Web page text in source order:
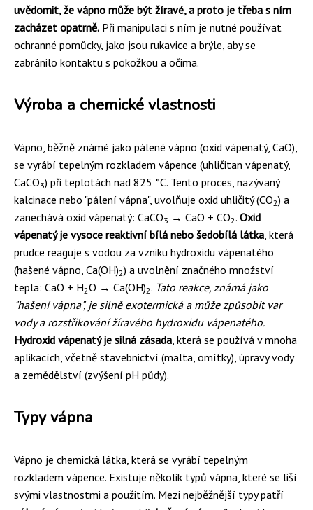
uvědomit, že vápno může být žíravé, a proto je třeba s ním
zacházet opatrně. Při manipulaci s ním je nutné používat
ochranné pomůcky, jako jsou rukavice a brýle, aby se
zabránilo kontaktu s pokožkou a očima.
Výroba a chemické vlastnosti
Vápno, běžně známé jako pálené vápno (oxid vápenatý, CaO),
se vyrábí tepelným rozkladem vápence (uhličitan vápenatý,
CaCO3) při teplotách nad 825 °C. Tento proces, nazývaný
kalcinace nebo "pálení vápna", uvolňuje oxid uhličitý (CO2) a
zanechává oxid vápenatý: CaCO3 → CaO + CO2. Oxid
vápenatý je vysoce reaktivní bílá nebo šedobílá látka, která
prudce reaguje s vodou za vzniku hydroxidu vápenatého
(hašené vápno, Ca(OH)2) a uvolnění značného množství
tepla: CaO + H2O → Ca(OH)2. Tato reakce, známá jako
"hašení vápna", je silně exotermická a může způsobit var
vody a rozstřikování žíravého hydroxidu vápenatého.
Hydroxid vápenatý je silná zásada, která se používá v mnoha
aplikacích, včetně stavebnictví (malta, omítky), úpravy vody
a zemědělství (zvýšení pH půdy).
Typy vápna
Vápno je chemická látka, která se vyrábí tepelným
rozkladem vápence. Existuje několik typů vápna, které se liší
svými vlastnostmi a použitím. Mezi nejběžnější typy patří